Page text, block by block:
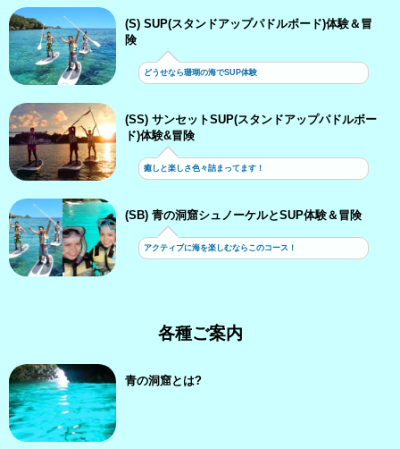
(S) SUP(スタンドアップパドルボード)体験＆冒
険
どうせなら珊瑚の海でSUP体験
(SS) サンセットSUP(スタンドアップパドルボー
ド)体験&冒険
癒しと楽しさ色々詰まってます！
(SB) 青の洞窟シュノーケルとSUP体験＆冒険
アクティブに海を楽しむならこのコース！
各種ご案内
青の洞窟とは?